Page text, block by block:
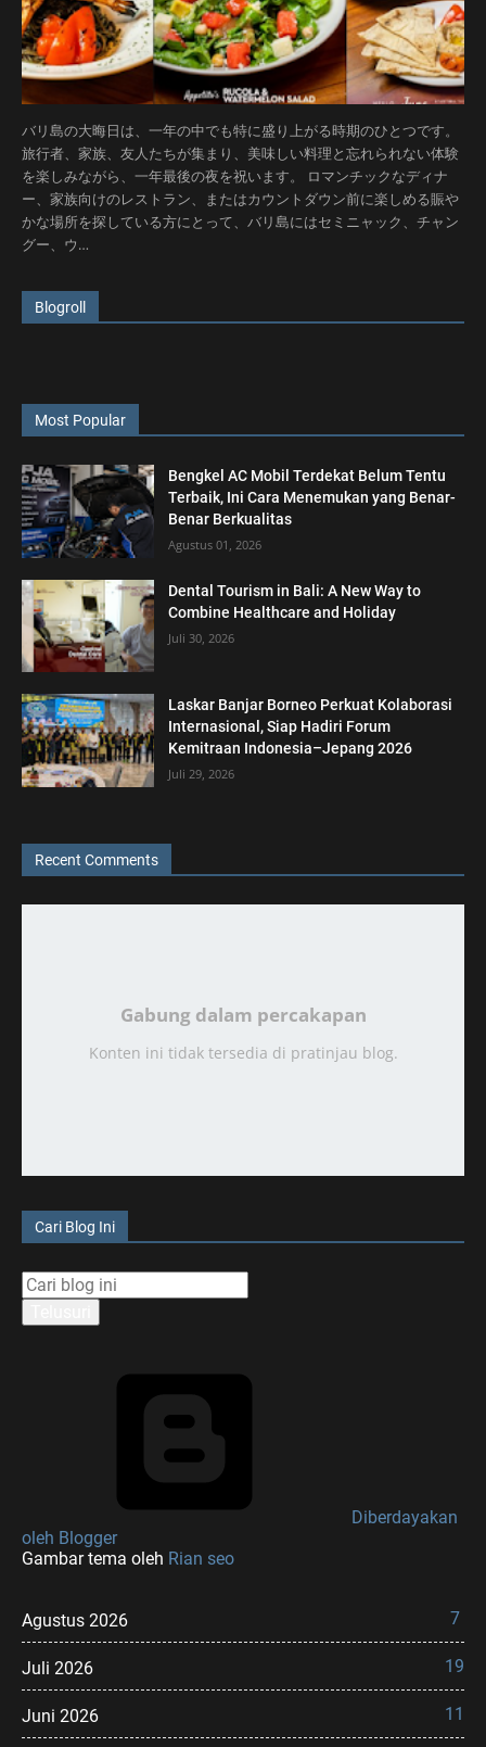
バリ島の大晦日は、一年の中でも特に盛り上がる時期のひとつです。
旅行者、家族、友人たちが集まり、美味しい料理と忘れられない体験
を楽しみながら、一年最後の夜を祝います。 ロマンチックなディナ
ー、家族向けのレストラン、またはカウントダウン前に楽しめる賑や
かな場所を探している方にとって、バリ島にはセミニャック、チャン
グー、ウ…
Blogroll
Most Popular
Bengkel AC Mobil Terdekat Belum Tentu
Terbaik, Ini Cara Menemukan yang Benar-
Benar Berkualitas
Agustus 01, 2026
Dental Tourism in Bali: A New Way to
Combine Healthcare and Holiday
Juli 30, 2026
Laskar Banjar Borneo Perkuat Kolaborasi
Internasional, Siap Hadiri Forum
Kemitraan Indonesia–Jepang 2026
Juli 29, 2026
Recent Comments
Gabung dalam percakapan
Konten ini tidak tersedia di pratinjau blog.
Cari Blog Ini
Diberdayakan
oleh Blogger
Gambar tema oleh Rian seo
Agustus 2026 7
Juli 2026 19
Juni 2026 11